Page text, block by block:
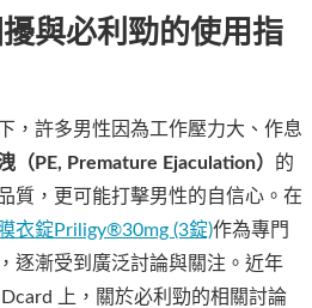
與必利勁的使用指
，許多男性因為工作壓力大、作息
（PE, Premature Ejaculation）
的
質，更可能打擊男性的自信心。在
衣錠Priligy®30mg (3錠)作為專門
逐漸受到廣泛討論與關注。近年
上，關於必利勁的相關討論